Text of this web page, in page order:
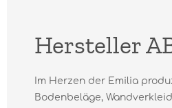
Hersteller
Im Herzen der Emilia
Bodenbeläge,